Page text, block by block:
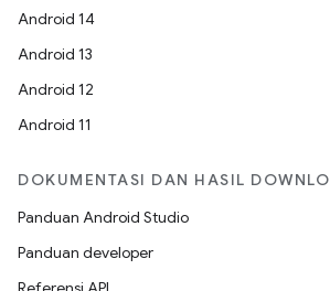
Android 14
Android 13
Android 12
Android 11
DOKUMENTASI DAN HASIL
Panduan Android Studio
Panduan developer